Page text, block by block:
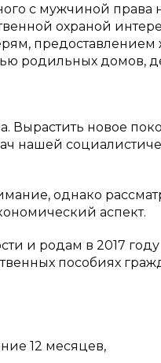
с мужчиной права
охраной
родильных домов,
Вырастить новое
нашей
однако
аспект.
и родам в 2017 году
пособиях
12 месяцев,